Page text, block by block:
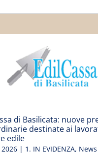
di Basilicata: nuove
destinate ai
edile
| 1. IN EVIDENZA, News